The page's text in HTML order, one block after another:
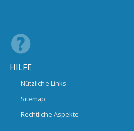
HILFE
Nützliche Links
Sitemap
Rechtliche Aspekte